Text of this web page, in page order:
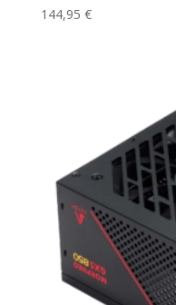
144,95 €